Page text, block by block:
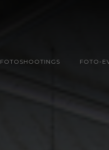
FOTOSHOOTINGS FOTO-